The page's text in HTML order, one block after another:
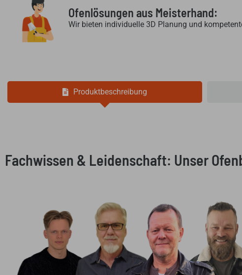
Ofenlösungen aus Meisterhand:
Wir bieten individuelle 3D Planung und
Produktbeschreibung
Fachwissen & Leidenschaft: Unser